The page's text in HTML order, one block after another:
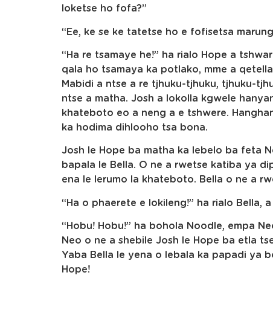
loketse ho fofa?”
“Ee, ke se ke tatetse ho e fofisetsa
“Ha re tsamaye he!” ha rialo Hope a
qala ho tsamaya ka potlako, mme a
Mabidi a ntse a re tjhuku-tjhuku, tjhuku-
ntse a matha. Josh a lokolla kgwele
khateboto eo a neng a e tshwere.
ka hodima dihlooho tsa bona.
Josh le Hope ba matha ka lebelo ba feta
bapala le Bella. O ne a rwetse katiba ya
ena le lerumo la khateboto. Bella o ne a
“Ha o phaerete e lokileng!” ha rialo Bella,
“Hobu! Hobu!” ha bohola Noodle, empa
Neo o ne a shebile Josh le Hope ba etla
Yaba Bella le yena o lebala ka papadi ya
Hope!